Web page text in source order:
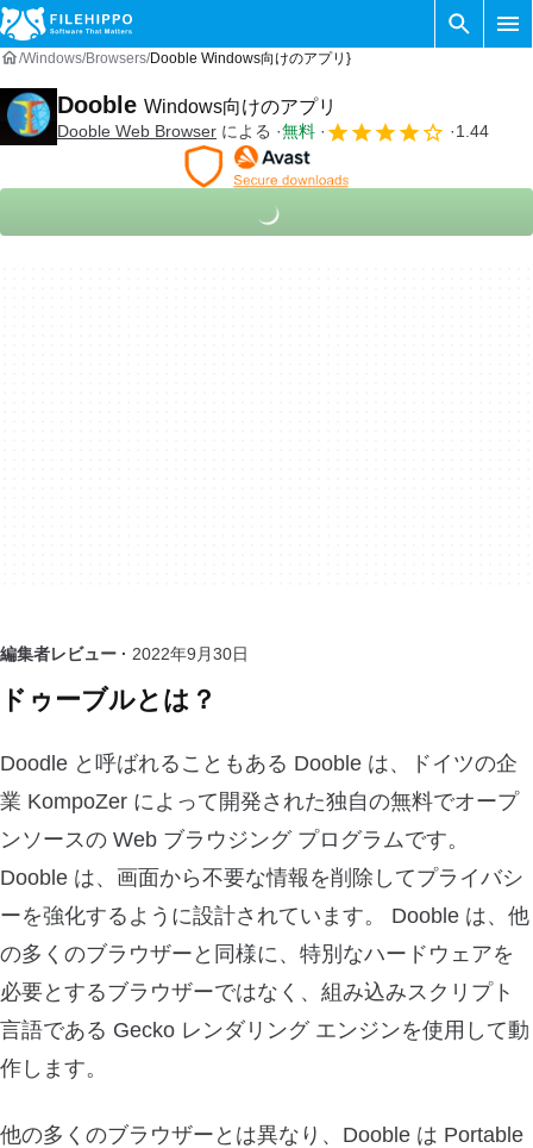
Windows Browsers Dooble Windows向けのアプリ}
Dooble Windows向けのアプリ
Dooble Web Browser による 無料 1.44
編集者レビュー · 2022年9月30日
ドゥーブルとは？
Doodle と呼ばれることもある Dooble は、ドイツの企
業 KompoZer によって開発された独自の無料でオープ
ンソースの Web ブラウジング プログラムです。
Dooble は、画面から不要な情報を削除してプライバシ
ーを強化するように設計されています。 Dooble は、他
の多くのブラウザーと同様に、特別なハードウェアを
必要とするブラウザーではなく、組み込みスクリプト
言語である Gecko レンダリング エンジンを使用して動
作します。
他の多くのブラウザーとは異なり、Dooble は Portable